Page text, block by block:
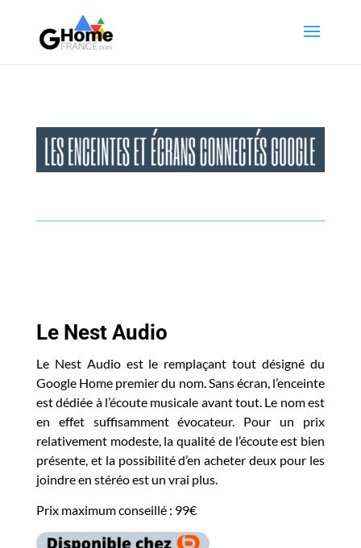
Le Nest Audio
Le Nest Audio est le remplaçant tout désigné du
Google Home premier du nom. Sans écran, l’enceinte
est dédiée à l’écoute musicale avant tout. Le nom est
en effet suffisamment évocateur. Pour un prix
relativement modeste, la qualité de l’écoute est bien
présente, et la possibilité d’en acheter deux pour les
joindre en stéréo est un vrai plus.
Prix maximum conseillé : 99€